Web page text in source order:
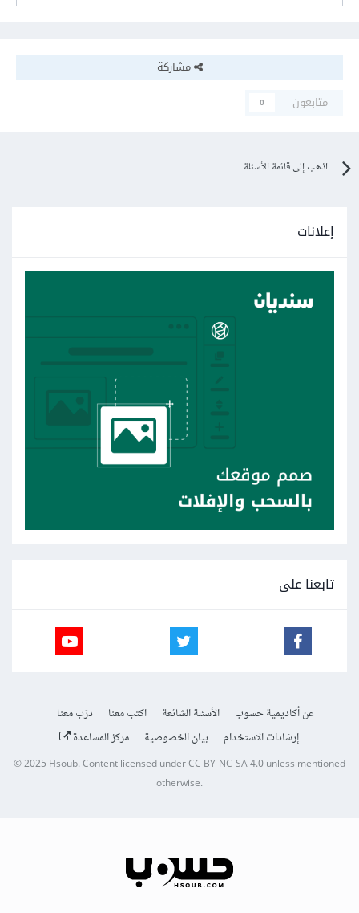
مشاركة
متابعون
0
اذهب إلى قائمة الأسئلة
إعلانات
تابعنا على
عن أكاديمية حسوب الأسئلة الشائعة اكتب معنا
درّب معنا
إرشادات الاستخدام
بيان الخصوصية مركز المساعدة
© 2025Hsoub.Content licensed underCC BY-NC-SA 4.0unless mentioned
otherwise.